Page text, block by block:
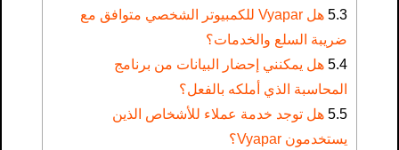
5.3
هل Vyapar للكمبيوتر الشخصي متوافق مع
ضريبة السلع والخدمات؟
5.4 هل يمكنني إحضار البيانات من برنامج
المحاسبة الذي أملكه بالفعل؟
5.5 هل توجد خدمة عملاء للأشخاص الذين
يستخدمون Vyapar؟